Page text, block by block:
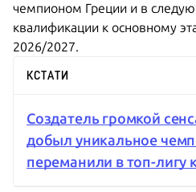
чемпионом Греции и в
квалификации к основному
2026/2027.
КСТАТИ
Создатель громкой
добыл уникальное
переманили в топ-лигу